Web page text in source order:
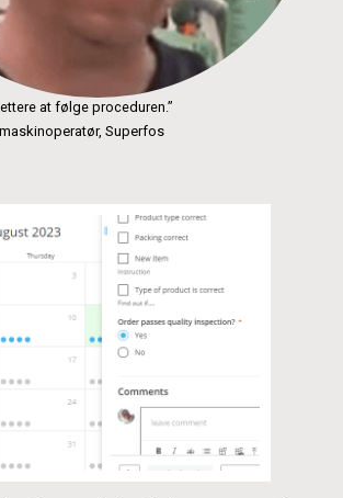
at følge proceduren.”
, maskinoperatør, Superfos